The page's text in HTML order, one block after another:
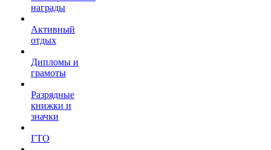
награды
Активный
отдых
Дипломы и
грамоты
Разрядные
книжки и
значки
ГТО